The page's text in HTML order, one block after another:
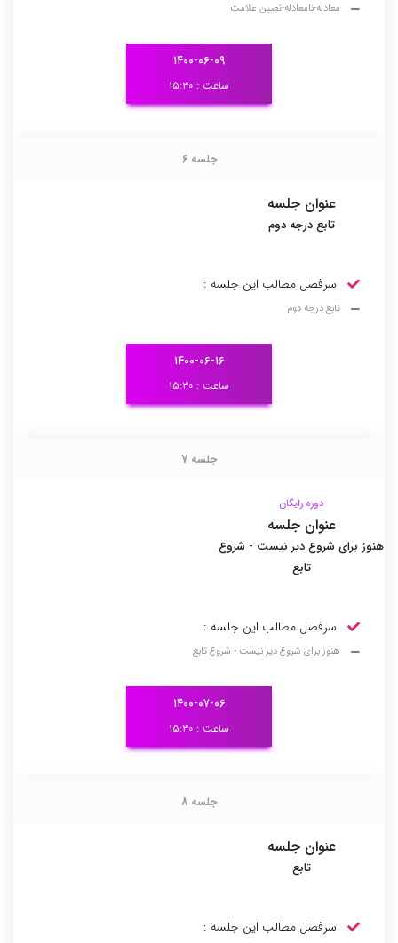
معادله-نامعادله-تعیین علامت
۱۴۰۰-۰۶-۰۹
ساعت : ۱۵:۳۰
جلسه 6جلسه 6
عنوان جلسه
تابع درجه دوم
سرفصل مطالب این جلسه :
تابع درجه دوم
۱۴۰۰-۰۶-۱۶
ساعت : ۱۵:۳۰
جلسه 7جلسه 7
دوره رایگان
عنوان جلسه
هنوز برای شروع دیر نیست - شروع
تابع
سرفصل مطالب این جلسه :
هنوز برای شروع دیر نیست - شروع تابع
۱۴۰۰-۰۷-۰۶
ساعت : ۱۵:۳۰
جلسه 8جلسه 8
عنوان جلسه
تابع
سرفصل مطالب این جلسه :